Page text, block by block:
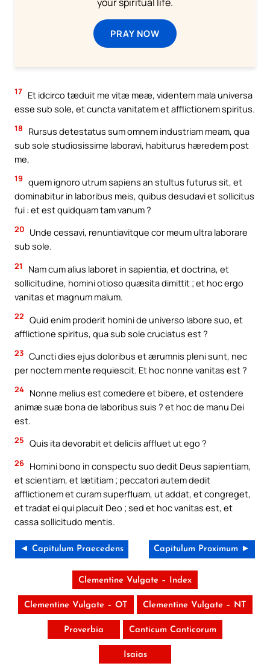
PRAY NOW
17 Et idcirco tæduit me vitæ meæ, videntem mala universa
esse sub sole, et cuncta vanitatem et afflictionem spiritus.
18
Rursus detestatus sum omnem industriam meam, qua
sub sole studiosissime laboravi, habiturus hæredem post
me,
19 quem ignoro utrum sapiens an stultus futurus sit, et
dominabitur in laboribus meis, quibus desudavi et sollicitus
fui : et est quidquam tam vanum ?
20 Unde cessavi, renuntiavitque cor meum ultra laborare
sub sole.
21
Nam cum alius laboret in sapientia, et doctrina, et
sollicitudine, homini otioso quæsita dimittit ; et hoc ergo
vanitas et magnum malum.
22 Quid enim proderit homini de universo labore suo, et
afflictione spiritus, qua sub sole cruciatus est ?
23 Cuncti dies ejus doloribus et ærumnis pleni sunt, nec
per noctem mente requiescit. Et hoc nonne vanitas est ?
24 Nonne melius est comedere et bibere, et ostendere
animæ suæ bona de laboribus suis ? et hoc de manu Dei
est.
25 Quis ita devorabit et deliciis affluet ut ego ?
26 Homini bono in conspectu suo dedit Deus sapientiam,
et scientiam, et lætitiam ; peccatori autem dedit
afflictionem et curam superfluam, ut addat, et congreget,
et tradat ei qui placuit Deo ; sed et hoc vanitas est, et
cassa sollicitudo mentis.
◄ Capitulum Praecedens Capitulum Proximum ►
Clementine Vulgate – Index
Clementine Vulgate – OT Clementine Vulgate – NT
Proverbia Canticum Canticorum
Isaias